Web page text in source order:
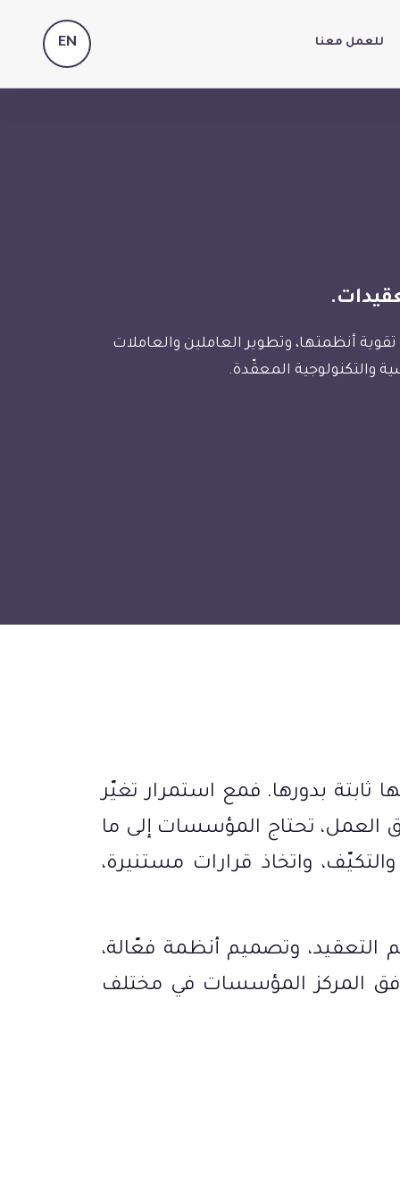
للعمل معنا EN
أنظمتها، وتطوير العاملين والعاملات
والتكنولوجية المعقّدة.
ثابتة بدورها. فمع استمرار تغيّر
العمل، تحتاج المؤسسات إلى ما
والتكيّف، واتخاذ قرارات مستنيرة،
التعقيد، وتصميم أنظمة فعّالة،
المركز المؤسسات في مختلف